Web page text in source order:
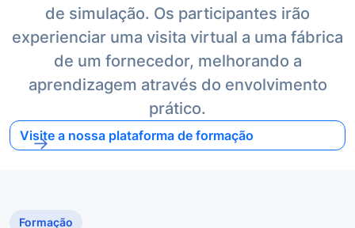
de simulação. Os participantes irão
experienciar uma visita virtual a uma fábrica
de um fornecedor, melhorando a
aprendizagem através do envolvimento
prático.
Visite a nossa plataforma de formação
Formação